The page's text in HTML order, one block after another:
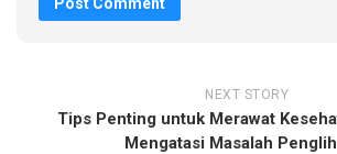
NEXT STORY
Tips Penting untuk Merawat
Mengatasi Masalah